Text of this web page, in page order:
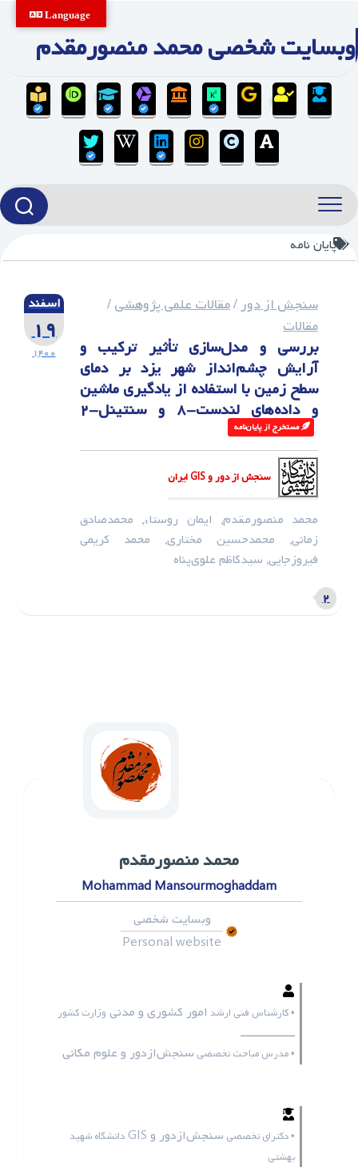
to
content
وبسایت شخصی محمد منصورمقدم
پایان نامه
اسفند
۱۹
۱۴۰۰
سنجش از دور/مقالات علمی پژوهشی/
مقالات
بررسی و مدل‌سازی تأثیر ترکیب و
آرایش چشم‌انداز شهر یزد بر دمای
سطح زمین با استفاده از یادگیری ماشین
و داده‌های لندست-۸ و سنتینل-۲
مستخرج از پایان‌نامه‌ ‌
سنجش از دور و GIS ایران
محمد منصورمقدم, ایمان روستا*, محمدصادق
زمانی, محمدحسین مختاری, محمد کریمی
فیروزجایی, سیدکاظم علوی‌پناه
۲
محمد ‌منصورمقدم
Mohammad Mansourmoghaddam
وبسایت شخصی
Personal website
• کارشناس فنی ارشد امور کشوری و مدنی وزارت کشور
ـــــــــــــــــ
• مدرس مباحث تخصصی سنجش‌ازدور و علوم مکانی
• دکترای تخصصی سنجش‌ازدور و GIS
دانشگاه شهید
بهشتی
Language